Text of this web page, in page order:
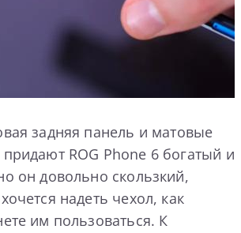
задняя панель и матовые
ROG Phone 6 богатый и
он довольно скользкий,
надеть чехол, как
им пользоваться. К